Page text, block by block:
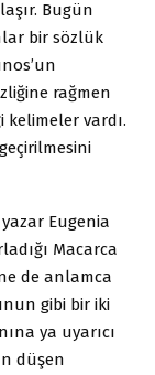
Bugün
bir sözlük
rağmen
kelimeler vardı.
Eugenia
Macarca
de anlamca
gibi bir iki
ya uyarıcı
düşen